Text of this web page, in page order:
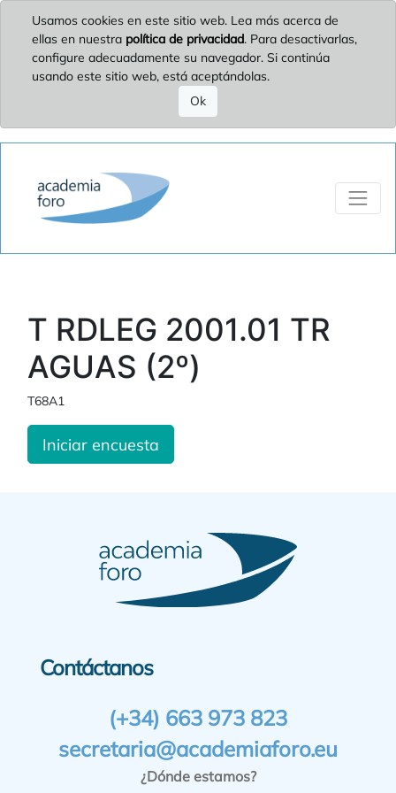
Usamos cookies en este sitio web. Lea más acerca de
ellas en nuestra política de privacidad. Para desactivarlas,
configure adecuadamente su navegador. Si continúa
usando este sitio web, está aceptándolas.
Ok
T RDLEG 2001.01 TR
AGUAS (2º)
T68A1
Iniciar encuesta
Contáctanos
(+34) 663 973 823
secretaria@academiaforo.eu
¿Dónde estamos?